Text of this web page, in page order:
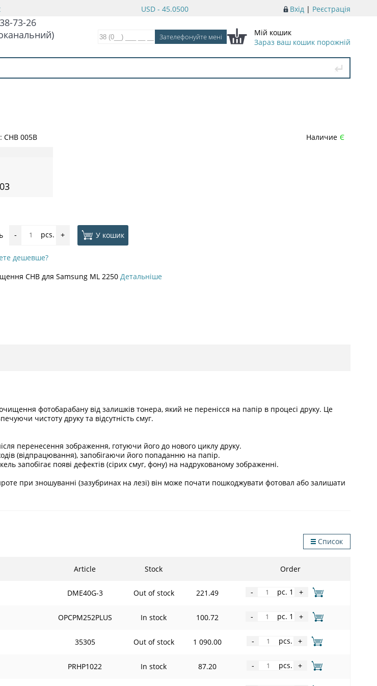
Вхід | Реєстрація
USD - 45.0500
73-26
Мій кошик
Зараз ваш кошик порожній
CHB 005B Наличие Є
- pcs. + У кошик
дешевше?
CHB для Samsung ML 2250 Детальніше
фотобарабану від залишків тонера, який не перенісся на папір в процесі друку. Це
чистоту друку та відсутність смуг.
перенесення зображення, готуючи його до нового циклу друку.
(відпрацювання), запобігаючи його попаданню на папір.
запобігає появі дефектів (сірих смуг, фону) на надрукованому зображенні.
при зношуванні (зазубринах на лезі) він може почати пошкоджувати фотовал або залишати
Список
Article Stock Order
DME40G-3 Out of stock 221.49 - pc. 1 +
OPCPM252PLUS In stock 100.72 - pc. 1 +
35305 Out of stock 1 090.00 - pcs. +
PRHP1022 In stock 87.20 - pcs. +